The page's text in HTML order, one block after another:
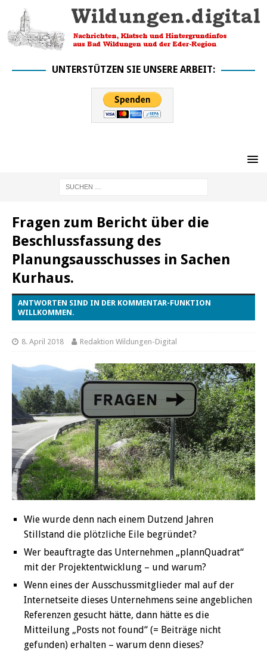
UNTERSTÜTZEN SIE UNSERE ARBEIT:
Fragen zum Bericht über die
Beschlussfassung des
Planungsausschusses in Sachen
Kurhaus.
ANTWORTEN SIND IN DER KOMMENTAR-FUNKTION
WILLKOMMEN.
8. April 2018 Redaktion Wildungen-Digital
Wie wurde denn nach einem Dutzend Jahren
Stillstand die plötzliche Eile begründet?
Wer beauftragte das Unternehmen „plannQuadrat“
mit der Projektentwicklung – und warum?
Wenn eines der Ausschussmitglieder mal auf der
Internetseite dieses Unternehmens seine angeblichen
Referenzen gesucht hätte, dann hätte es die
Mitteilung „Posts not found“ (= Beiträge nicht
gefunden) erhalten – warum denn dieses?